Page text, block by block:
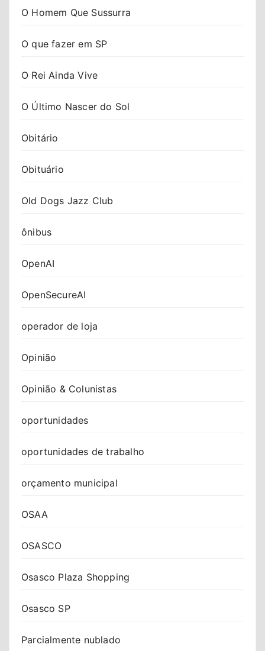
O Homem Que Sussurra
O que fazer em SP
O Rei Ainda Vive
O Último Nascer do Sol
Obitário
Obituário
Old Dogs Jazz Club
ônibus
OpenAI
OpenSecureAI
operador de loja
Opinião
Opinião & Colunistas
oportunidades
oportunidades de trabalho
orçamento municipal
OSAA
OSASCO
Osasco Plaza Shopping
Osasco SP
Parcialmente nublado